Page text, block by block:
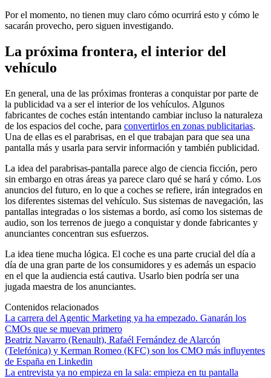
Por el momento, no tienen muy claro cómo ocurrirá esto y cómo le
sacarán provecho, pero siguen investigando.
La próxima frontera, el interior del
vehículo
En general, una de las próximas fronteras a conquistar por parte de
la publicidad va a ser el interior de los vehículos. Algunos
fabricantes de coches están intentando cambiar incluso la naturaleza
de los espacios del coche, para convertirlos en zonas publicitarias.
Una de ellas es el parabrisas, en el que trabajan para que sea una
pantalla más y usarla para servir información y también publicidad.
La idea del parabrisas-pantalla parece algo de ciencia ficción, pero
sin embargo en otras áreas ya parece claro qué se hará y cómo. Los
anuncios del futuro, en lo que a coches se refiere, irán integrados en
los diferentes sistemas del vehículo. Sus sistemas de navegación, las
pantallas integradas o los sistemas a bordo, así como los sistemas de
audio, son los terrenos de juego a conquistar y donde fabricantes y
anunciantes concentran sus esfuerzos.
La idea tiene mucha lógica. El coche es una parte crucial del día a
día de una gran parte de los consumidores y es además un espacio
en el que la audiencia está cautiva. Usarlo bien podría ser una
jugada maestra de los anunciantes.
Contenidos relacionados
La carrera del Agentic Marketing ya ha empezado. Ganarán los
CMOs que se muevan primero
Beatriz Navarro (Renault), Rafaél Fernández de Alarcón
(Telefónica) y Kerman Romeo (KFC) son los CMO más influyentes
de España en Linkedin
La entrevista ya no empieza en la sala: empieza en tu pantalla